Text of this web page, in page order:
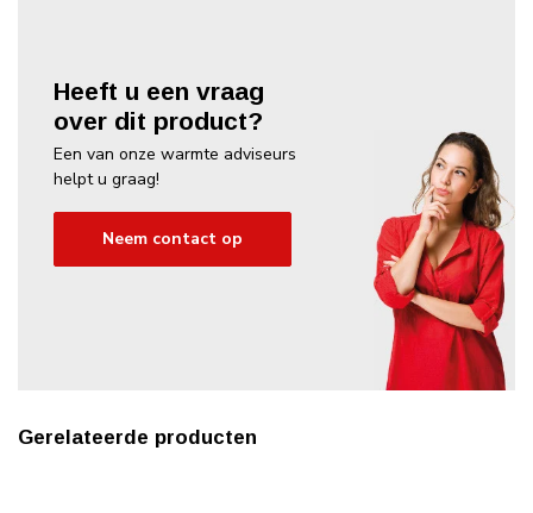
Heeft u een vraag
over dit product?
Een van onze warmte adviseurs
helpt u graag!
Neem contact op
Gerelateerde producten